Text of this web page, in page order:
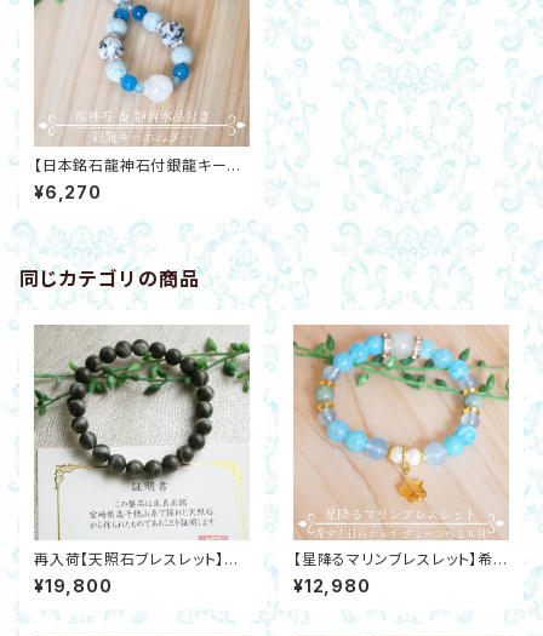
【日本銘石龍神石付銀龍キーホ
ルダー】十和田石・八郷雲龍石ア
パタイトキャッツアイ静岡水晶・
龍紋メノウ開運 邪気除け
¥6,270
同じカテゴリの商品
再入荷【天照石ブレスレット】高
千穂の神秘8ｍｍ天岩戸神話
天孫降臨 開運・活性・邪気除け
¥19,800
【星降るマリンブレスレット】希
少！日高ヒスイ・グリーンベリル・
アクアマリン・ラリマー・シトリ
ン・シェルパール 金運 恋愛運 邪
¥12,980